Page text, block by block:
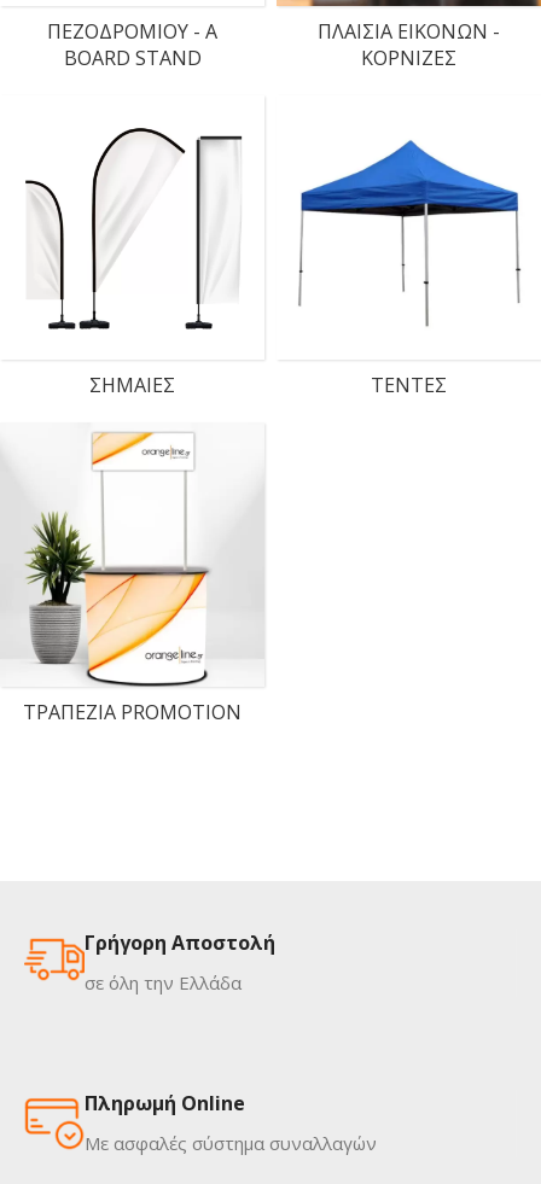
ΠΕΖΟΔΡΟΜΙΟΥ - Α
BOARD STAND
ΠΛΑΙΣΙΑ ΕΙΚΟΝΩΝ -
ΚΟΡΝΙΖΕΣ
ΣΗΜΑΙΕΣ ΤΕΝΤΕΣ
ΤΡΑΠΕΖΙΑ PROMOTION
Γρήγορη Αποστολή
σε όλη την Ελλάδα
Πληρωμή Online
Με ασφαλές σύστημα συναλλαγών